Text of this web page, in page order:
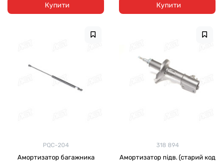
Купити Купити
PQC-204
Амортизатор багажника
318 894
Амортизатор підв. (старий код